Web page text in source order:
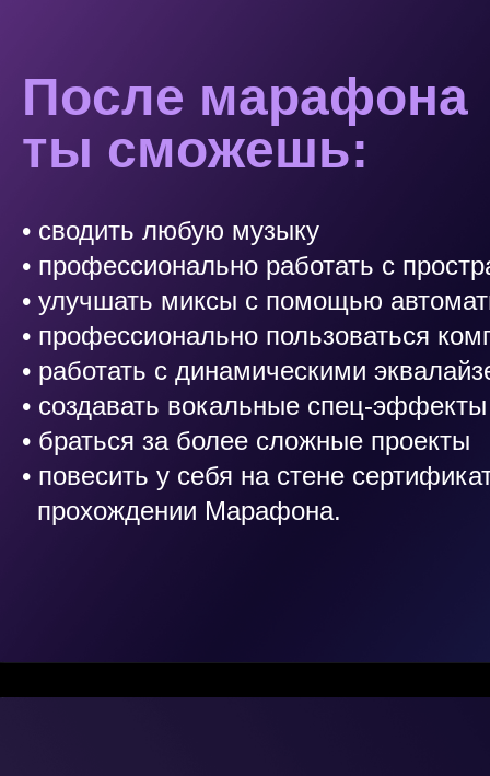
После марафона
ты сможешь:
• сводить любую музыку
• профессионально работать с
• улучшать миксы с помощью
• профессионально пользоваться
• работать с динамическими
• создавать вокальные спец-эффекты
• браться за более сложные проекты
• повесить у себя на стене
прохождении Марафона.